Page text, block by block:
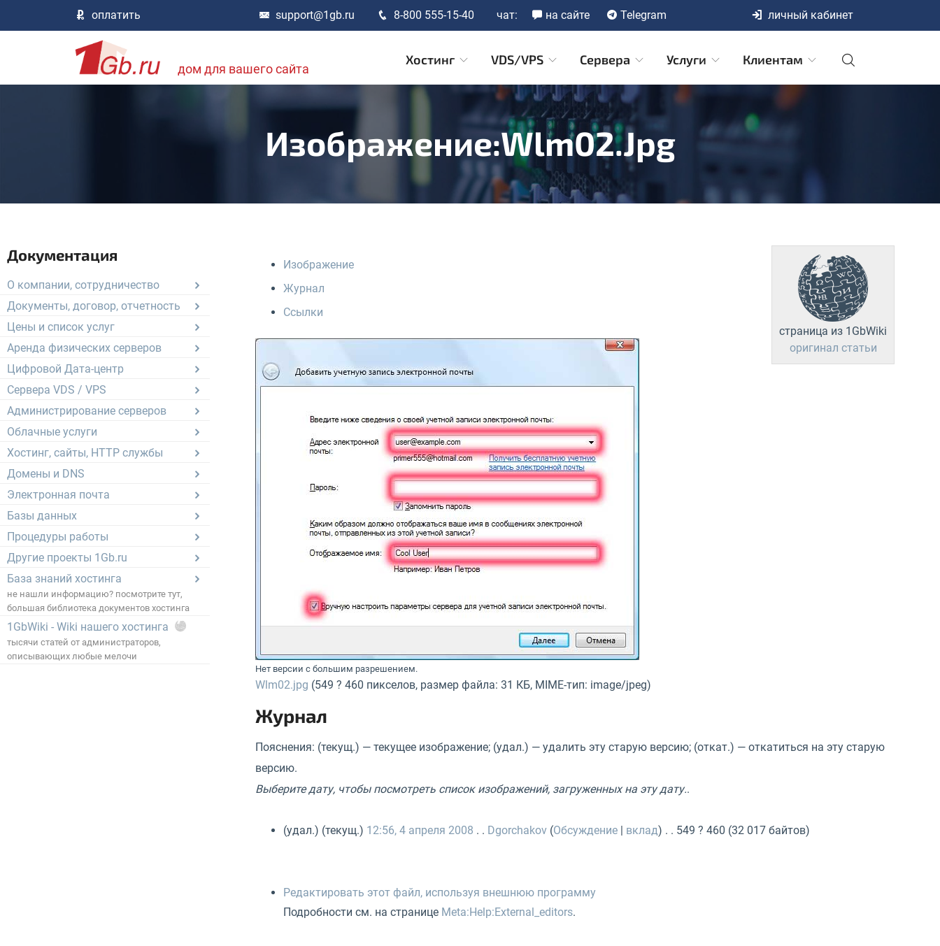
оплатить support@1gb.ru 8-800 555-15-40 чат: на сайте Telegram личный кабинет
дом для вашего сайта
Хостинг VDS/VPS Сервера Услуги Клиентам
Изображение:Wlm02.jpg
Документация
О компании, сотрудничество
Документы, договор, отчетность
Цены и список услуг
Аренда физических серверов
Цифровой Дата-центр
Сервера VDS / VPS
Администрирование серверов
Облачные услуги
Хостинг, сайты, HTTP службы
Домены и DNS
Электронная почта
Базы данных
Процедуры работы
Другие проекты 1Gb.ru
База знаний хостинга
не нашли информацию? посмотрите тут,
большая библиотека документов хостинга
1GbWiki - Wiki нашего хостинга
тысячи статей от администраторов,
описывающих любые мелочи
страница из 1GbWiki
оригинал статьи
Изображение
Журнал
Ссылки
Нет версии с большим разрешением.
Wlm02.jpg (549 ? 460 пикселов, размер файла: 31 КБ, MIME-тип: image/jpeg)
Журнал
Пояснения: (текущ.) — текущее изображение; (удал.) — удалить эту старую версию; (откат.) — откатиться на эту старую
версию.
Выберите дату, чтобы посмотреть список изображений, загруженных на эту дату..
(удал.) (текущ.) 12:56, 4 апреля 2008 . . Dgorchakov (Обсуждение вклад) . . 549 ? 460 (32 017 байтов)
Редактировать этот файл, используя внешнюю программу
Подробности см. на странице Meta:Help:External_editors.